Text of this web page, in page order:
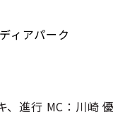
ィアパーク
、進行 MC：川崎 優